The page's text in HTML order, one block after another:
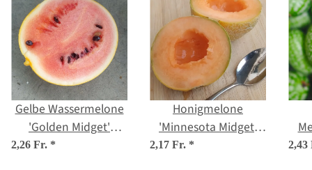
Gelbe Wassermelone
'Golden Midget'
(Citrullus lanatus)
2,26 Fr. *
Honigmelone
'Minnesota Midget'
(Cucumis melo)
2,17 Fr. *